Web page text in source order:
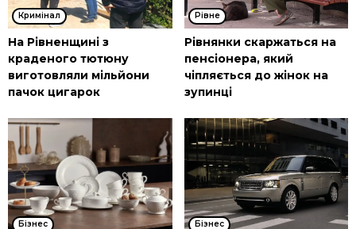
Кримінал
На Рівненщині з
краденого тютюну
виготовляли мільйони
пачок цигарок
Рівне
Рівнянки скаржаться на
пенсіонера, який
чіпляється до жінок на
зупинці
Бізнес Бізнес